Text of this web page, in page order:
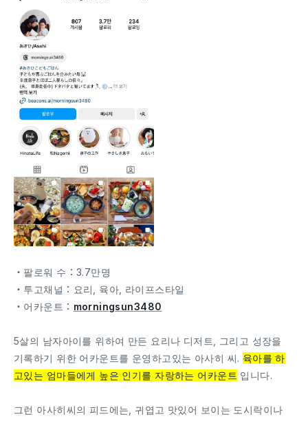
・팔로워 수：3.7만명
・투고채널：요리, 육아, 라이프스타일
・어카운트： morningsun3480
5살의 남자아이를 위하여 만든 요리나 디저트, 그리고 성장을
기록하기 위한 어카운트를 운영하고있는 아사히 씨. 육아를 하
고있는 엄마들에게 높은 인기를 자랑하는 어카운트 입니다.
그런 아사히씨의 피드에는, 귀엽고 맛있어 보이는 도시락이나